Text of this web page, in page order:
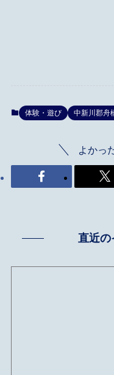
体験・遊び 中新川郡舟
よかっ
直近の